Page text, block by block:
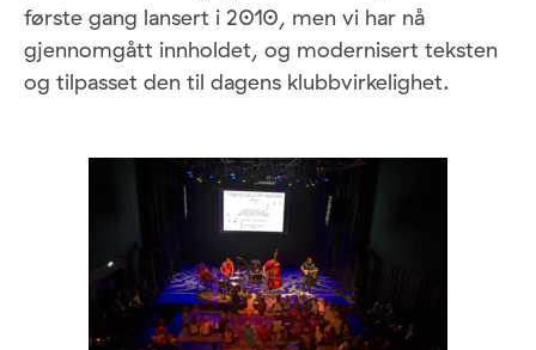
første gang lansert i 2010, men vi har nå
gjennomgått innholdet, og modernisert teksten
og tilpasset den til dagens klubbvirkelighet.